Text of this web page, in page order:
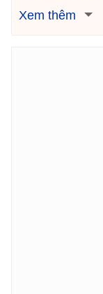
Xem thêm